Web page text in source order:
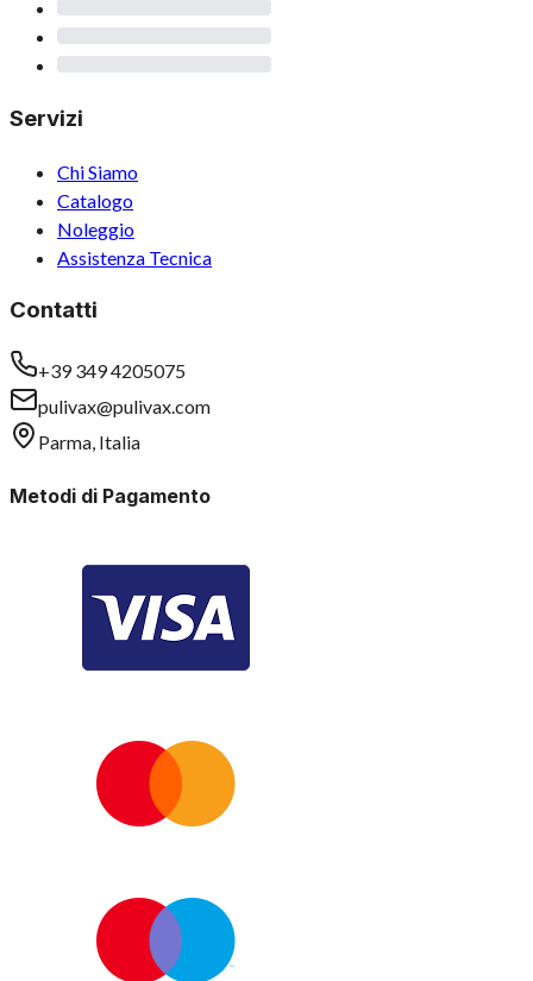
Servizi
Chi Siamo
Catalogo
Noleggio
Assistenza Tecnica
Contatti
+39 349 4205075
pulivax@pulivax.com
Parma, Italia
Metodi di Pagamento